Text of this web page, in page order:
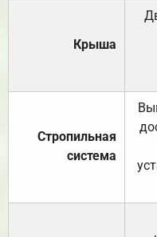
Крыша
Стропильная
система